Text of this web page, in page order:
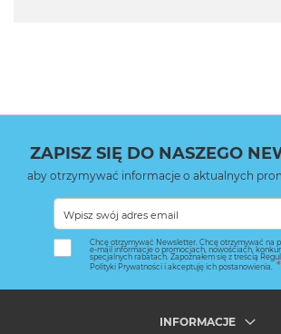
ZAPISZ SIĘ DO NASZEGO
aby otrzymywać informacje o aktualnych
Chcę otrzymywać Newsletter. Chcę otrzymywać na
e-mail informacje o promocjach, nowościach,
specjalnych rabatach. Zapoznałem się z treścią
Polityki Prywatności i akceptuję ich postanowienia.
INFORMACJE